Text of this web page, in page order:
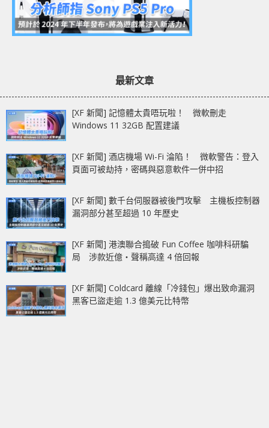
最新文章
[XF 新聞] 記憶體太貴唔玩啦！ 微軟刪走
Windows 11 32GB 配置建議
[XF 新聞] 酒店機場 Wi-Fi 淪陷！ 微軟警告：登入
頁面可被劫持，密碼與惡意軟件一併中招
[XF 新聞] 數千台伺服器被後門攻擊 主機板控制器
漏洞部分甚至超過 10 年歷史
[XF 新聞] 港澳聯合搗破 Fun Coffee 咖啡科研騙
局 涉款近億‧聲稱高達 4 倍回報
[XF 新聞] Coldcard 離線「冷錢包」爆出致命漏洞
黑客已盜走逾 1.3 億美元比特幣